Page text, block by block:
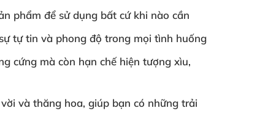
phẩm để sử dụng bất cứ khi nào cần
tự tin và phong độ trong mọi tình huống
cứng mà còn hạn chế hiện tượng xìu,
và thăng hoa, giúp bạn có những trải